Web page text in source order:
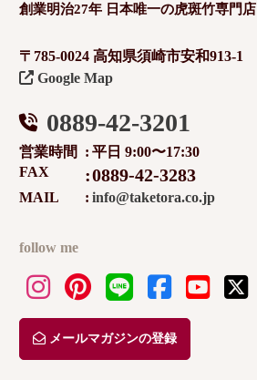
創業明治27年 日本唯一の虎斑竹専門店
〒785-0024 高知県須崎市安和913-1
Google Map
0889-42-3201
営業時間
平日 9:00〜17:30
FAX
0889-42-3283
MAIL info@taketora.co.jp
follow me
メールマガジンの登録